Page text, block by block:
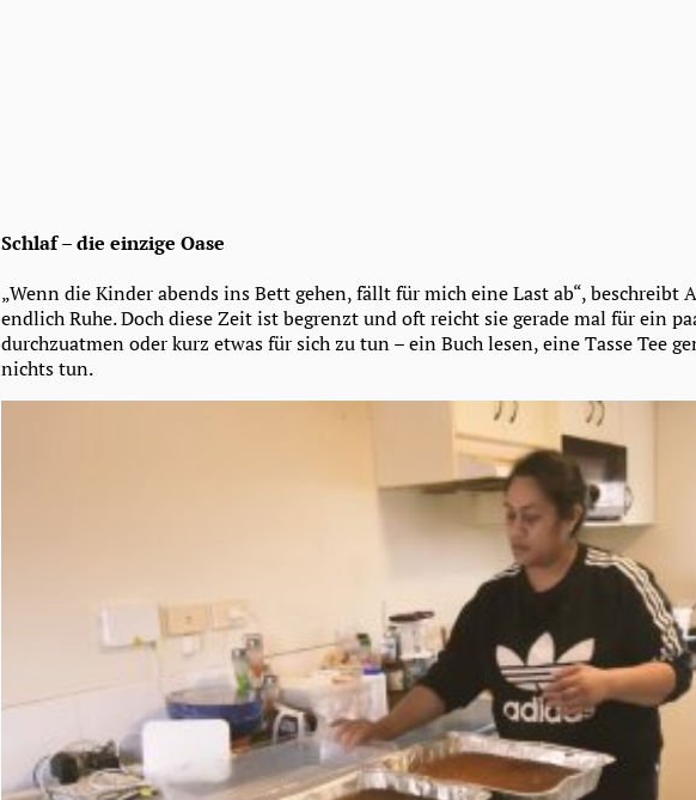
Schlaf – die einzige Oase
„Wenn die Kinder abends ins Bett gehen, fällt für mich eine Last ab“, beschreibt
endlich Ruhe. Doch diese Zeit ist begrenzt und oft reicht sie gerade mal für ein
durchzuatmen oder kurz etwas für sich zu tun – ein Buch lesen, eine Tasse Tee
nichts tun.